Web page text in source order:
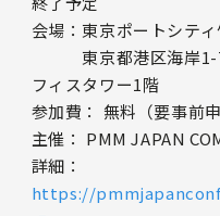
会場：東京ポートシテ
東京都港区海岸1-7-
フィスタワー1階
参加費： 無料（要事前申
主催： PMM JAPAN
詳細：
https://